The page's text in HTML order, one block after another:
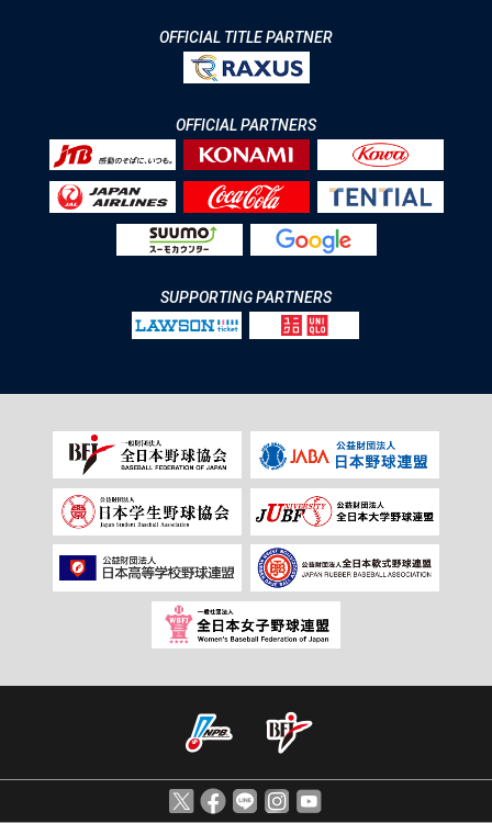
OFFICIAL TITLE PARTNER
OFFICIAL PARTNERS
SUPPORTING PARTNERS